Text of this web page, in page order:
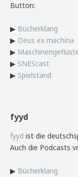
Button:
▶ Bücherklang
▶ Deus ex machina
▶
▶ SNEScast
▶ Spielstand
fyyd
fyyd ist die
Auch die Podcasts
▶ Bücherklang